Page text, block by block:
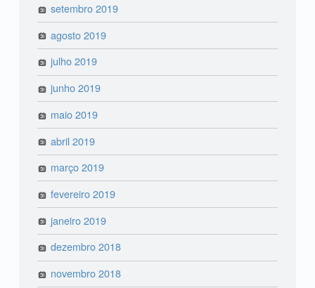
setembro 2019
agosto 2019
julho 2019
junho 2019
maio 2019
abril 2019
março 2019
fevereiro 2019
janeiro 2019
dezembro 2018
novembro 2018